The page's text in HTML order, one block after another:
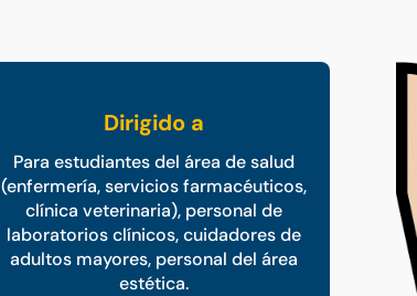
Dirigido a
Para estudiantes del área de salud
(enfermería, servicios farmacéuticos,
clínica veterinaria), personal de
laboratorios clínicos, cuidadores de
adultos mayores, personal del área
estética.